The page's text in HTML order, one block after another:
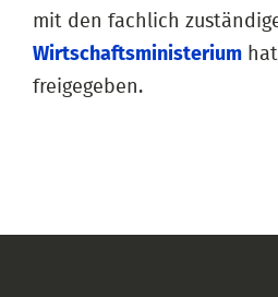
mit den fachlich
Wirtschaftsministerium
freigegeben.